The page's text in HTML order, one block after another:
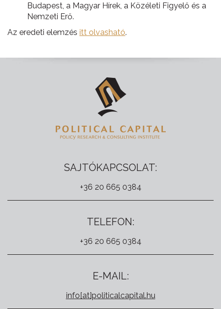
Budapest, a Magyar Hírek, a Közéleti Figyelő és a
Nemzeti Erő.
Az eredeti elemzés itt olvasható.
SAJTÓKAPCSOLAT:
+36 20 665 0384
TELEFON:
+36 20 665 0384
E-MAIL:
info[at]politicalcapital.hu